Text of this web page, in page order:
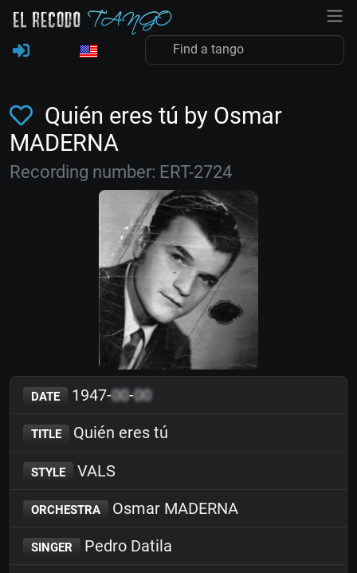
Quién eres tú by Osmar
MADERNA
Recording number: ERT-2724
DATE 1947-00-00
TITLE Quién eres tú
STYLE VALS
ORCHESTRA Osmar MADERNA
SINGER Pedro Datila